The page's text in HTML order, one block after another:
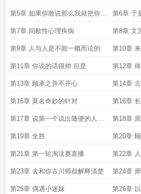
第5章 如果你敢说那么我就把你从
这里丢下去
第6章 于
第7章 间歇性心理疾病 第8章 文
第9章 人与人是不能一概而论的 第10章
第11章 你说的话很帅 但是 第12章
第13章 顾承之并不开心 第14章
第15章 莫名奇妙的针对 第16章
第17章 说第一个说出随便的人是
谁
第18章
第19章 全胜 第20章
第21章 第一轮淘汰赛直播 第22章
决定
第23章 去和你古川师叔解释清楚 第24章
第25章 偶遇小迷妹 第26章